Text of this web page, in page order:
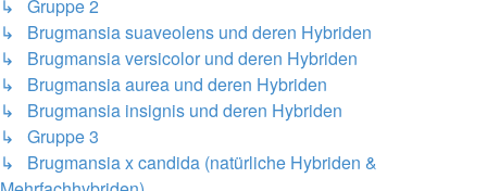
↳ Gruppe 2
↳ Brugmansia suaveolens und deren Hybriden
↳ Brugmansia versicolor und deren Hybriden
↳ Brugmansia aurea und deren Hybriden
↳ Brugmansia insignis und deren Hybriden
↳ Gruppe 3
↳ Brugmansia x candida (natürliche Hybriden &